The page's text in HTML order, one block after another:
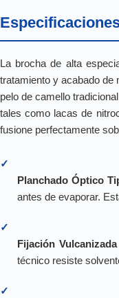
La brocha de alta
tratamiento y acabado de
pelo de camello
tales como lacas de
fusione perfectamente
✓
Planchado Óptico
antes de evaporar.
✓
Fijación
técnico resiste
✓